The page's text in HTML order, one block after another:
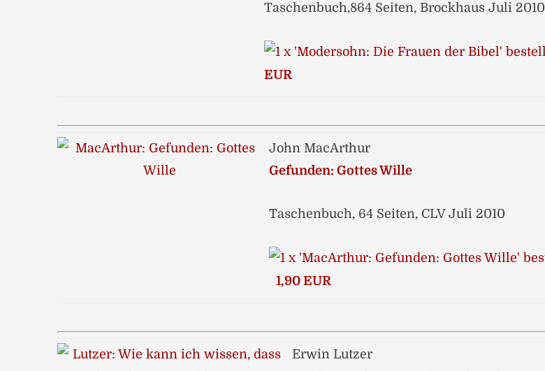
Taschenbuch,864 Seiten, Brockhaus Juli 2010
EUR
John MacArthur
Gefunden: Gottes Wille
Taschenbuch, 64 Seiten, CLV Juli 2010
1,90 EUR
Erwin Lutzer